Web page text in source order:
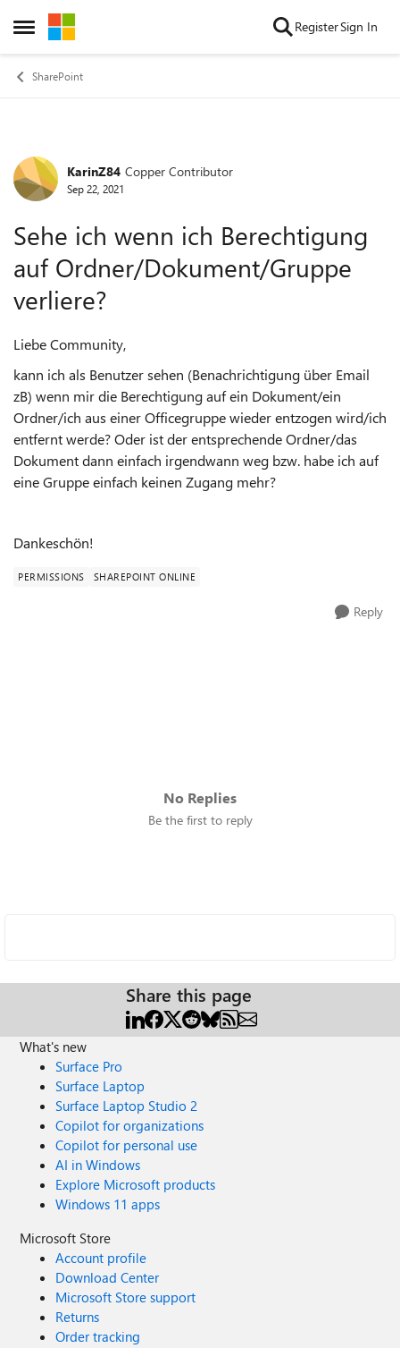
Open Side Menu
Skip to content RegisterSign In
SharePoint
Forum Discussion
KarinZ84 Copper Contributor
Sep 22, 2021
Sehe ich wenn ich Berechtigung
auf Ordner/Dokument/Gruppe
verliere?
Liebe Community,
kann ich als Benutzer sehen (Benachrichtigung über Email
zB) wenn mir die Berechtigung auf ein Dokument/ein
Ordner/ich aus einer Officegruppe wieder entzogen wird/ich
entfernt werde? Oder ist der entsprechende Ordner/das
Dokument dann einfach irgendwann weg bzw. habe ich auf
eine Gruppe einfach keinen Zugang mehr?
Dankeschön!
PERMISSIONS SHAREPOINT ONLINE
Reply
No Replies
Be the first to reply
Share this page
What's new
Surface Pro
Surface Laptop
Surface Laptop Studio 2
Copilot for organizations
Copilot for personal use
AI in Windows
Explore Microsoft products
Windows 11 apps
Microsoft Store
Account profile
Download Center
Microsoft Store support
Returns
Order tracking